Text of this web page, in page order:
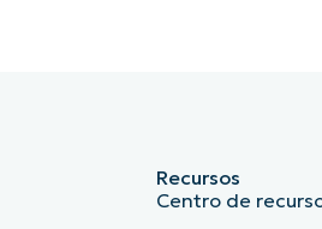
Recursos
Centro de